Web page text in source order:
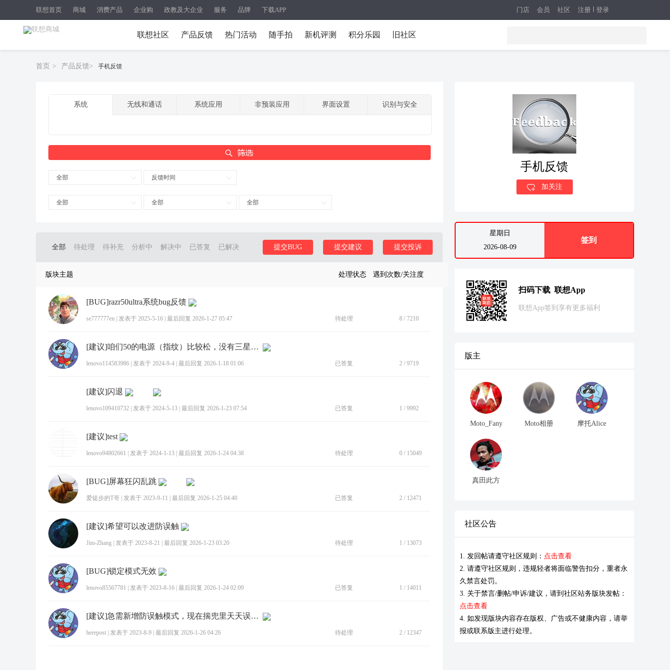
联想首页 商城 消费产品 企业购 政教及大企业 服务 品牌 下载APP 注册 登录
门店 会员 社区
联想社区 产品反馈 热门活动 随手拍 新机评测 积分乐园 旧社区
首页 > 产品反馈> 手机反馈
系统 无线和通话 系统应用 非预装应用 界面设置 识别与安全
全部 反馈时间
全部 全部 全部
全部 待处理 待补充 分析中 解决中 已答复 已解决 提交投诉
提交建议
提交BUG
版块主题 处理状态 遇到次数/关注度
[BUG]razr50ultra系统bug反馈
se777777en 发表于 2025-5-16 最后回复 2026-1-27 05:47 待处理 8 / 7210
[建议]咱们50的电源（指纹）比较松，没有三星折叠的紧密，手感...
lenovo114583986 发表于 2024-9-4 最后回复 2026-1-18 01:06 已答复 2 / 9719
[建议]闪退
lenovo109410732 发表于 2024-5-13 最后回复 2026-1-23 07:54 已答复 1 / 9992
[建议]test
lenovo94802661 发表于 2024-1-13 最后回复 2026-1-24 04:38 待处理 0 / 15049
[BUG]屏幕狂闪乱跳
爱徒步的T哥 发表于 2023-9-11 最后回复 2026-1-25 04:40 已答复 2 / 12471
[建议]希望可以改进防误触
Jim-Zhang 发表于 2023-8-21 最后回复 2026-1-23 03:20 待处理 1 / 13073
[BUG]锁定模式无效
lenovo85567781 发表于 2023-8-16 最后回复 2026-1-24 02:09 已答复 1 / 14011
[建议]急需新增防误触模式，现在揣兜里天天误触音乐和密码
herepost 发表于 2023-8-9 最后回复 2026-1-26 04:26 待处理 2 / 12347
手机反馈
加关注
星期日
2026-08-09
签到
扫码下载 联想App
联想App签到享有更多福利
版主
Moto_Fany Moto相册 摩托Alice
真田此方
社区公告
1. 发回帖请遵守社区规则： 点击查看
2. 请遵守社区规则，违规轻者将面临警告扣分，重者永
久禁言处罚。
3. 关于禁言/删帖/申诉/建议，请到社区站务版块发帖：
点击查看
4. 如发现版块内容存在版权、广告或不健康内容，请举
报或联系版主进行处理。